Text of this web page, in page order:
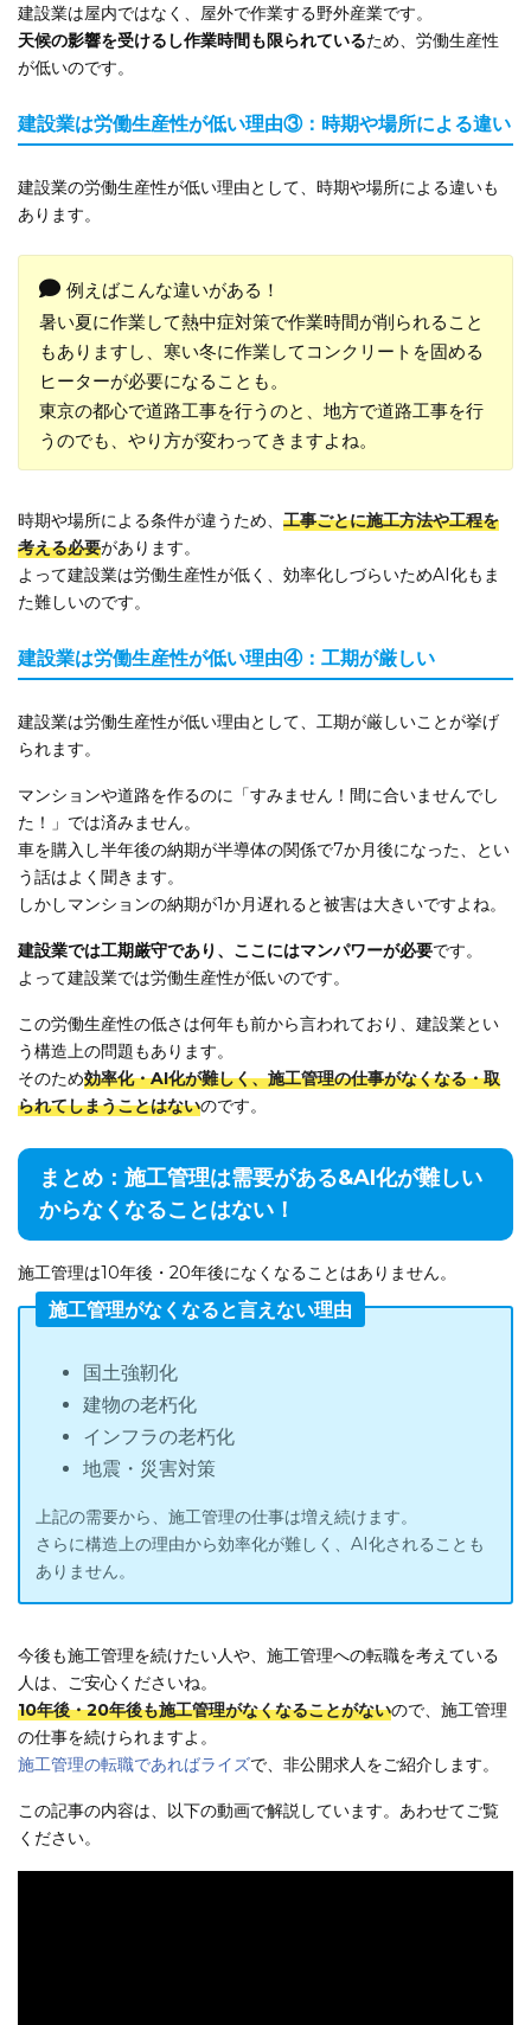
建設業は屋内ではなく、屋外で作業する野外産業です。
天候の影響を受けるし作業時間も限られているため、労働生産性
が低いのです。
建設業は労働生産性が低い理由③：時期や場所による違い
建設業の労働生産性が低い理由として、時期や場所による違いも
あります。
例えばこんな違いがある！
暑い夏に作業して熱中症対策で作業時間が削られること
もありますし、寒い冬に作業してコンクリートを固める
ヒーターが必要になることも。
東京の都心で道路工事を行うのと、地方で道路工事を行
うのでも、やり方が変わってきますよね。
時期や場所による条件が違うため、 工事ごとに施工方法や工程を
考える必要があります。
よって建設業は労働生産性が低く、効率化しづらいためAI化もま
た難しいのです。
建設業は労働生産性が低い理由④：工期が厳しい
建設業は労働生産性が低い理由として、工期が厳しいことが挙げ
られます。
マンションや道路を作るのに「すみません！間に合いませんでし
た！」では済みません。
車を購入し半年後の納期が半導体の関係で7か月後になった、とい
う話はよく聞きます。
しかしマンションの納期が1か月遅れると被害は大きいですよね。
建設業では工期厳守であり、ここにはマンパワーが必要です。
よって建設業では労働生産性が低いのです。
この労働生産性の低さは何年も前から言われており、建設業とい
う構造上の問題もあります。
そのため効率化・AI化が難しく、施工管理の仕事がなくなる・取
られてしまうことはないのです。
まとめ：施工管理は需要がある&AI化が難しい
からなくなることはない！
施工管理は10年後・20年後になくなることはありません。
施工管理がなくなると言えない理由
国土強靭化
建物の老朽化
インフラの老朽化
地震・災害対策
上記の需要から、施工管理の仕事は増え続けます。
さらに構造上の理由から効率化が難しく、AI化されることも
ありません。
今後も施工管理を続けたい人や、施工管理への転職を考えている
人は、ご安心くださいね。
10年後・20年後も施工管理がなくなることがないので、施工管理
の仕事を続けられますよ。
施工管理の転職であればライズで、非公開求人をご紹介します。
この記事の内容は、以下の動画で解説しています。あわせてご覧
ください。